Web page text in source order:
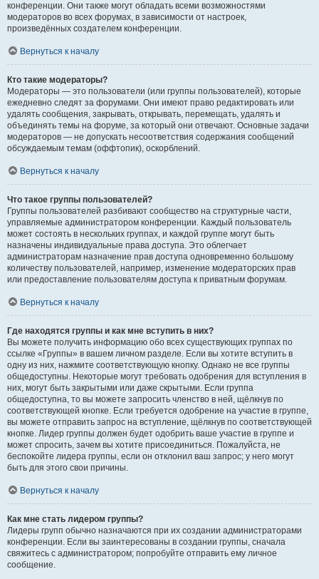
конференции. Они также могут обладать всеми возможностями
модераторов во всех форумах, в зависимости от настроек,
произведённых создателем конференции.
Вернуться к началу
Кто такие модераторы?
Модераторы — это пользователи (или группы пользователей), которые
ежедневно следят за форумами. Они имеют право редактировать или
удалять сообщения, закрывать, открывать, перемещать, удалять и
объединять темы на форуме, за который они отвечают. Основные задачи
модераторов — не допускать несоответствия содержания сообщений
обсуждаемым темам (оффтопик), оскорблений.
Вернуться к началу
Что такое группы пользователей?
Группы пользователей разбивают сообщество на структурные части,
управляемые администратором конференции. Каждый пользователь
может состоять в нескольких группах, и каждой группе могут быть
назначены индивидуальные права доступа. Это облегчает
администраторам назначение прав доступа одновременно большому
количеству пользователей, например, изменение модераторских прав
или предоставление пользователям доступа к приватным форумам.
Вернуться к началу
Где находятся группы и как мне вступить в них?
Вы можете получить информацию обо всех существующих группах по
ссылке «Группы» в вашем личном разделе. Если вы хотите вступить в
одну из них, нажмите соответствующую кнопку. Однако не все группы
общедоступны. Некоторые могут требовать одобрения для вступления в
них, могут быть закрытыми или даже скрытыми. Если группа
общедоступна, то вы можете запросить членство в ней, щёлкнув по
соответствующей кнопке. Если требуется одобрение на участие в группе,
вы можете отправить запрос на вступление, щёлкнув по соответствующей
кнопке. Лидер группы должен будет одобрить ваше участие в группе и
может спросить, зачем вы хотите присоединиться. Пожалуйста, не
беспокойте лидера группы, если он отклонил ваш запрос; у него могут
быть для этого свои причины.
Вернуться к началу
Как мне стать лидером группы?
Лидеры групп обычно назначаются при их создании администраторами
конференции. Если вы заинтересованы в создании группы, сначала
свяжитесь с администратором; попробуйте отправить ему личное
сообщение.